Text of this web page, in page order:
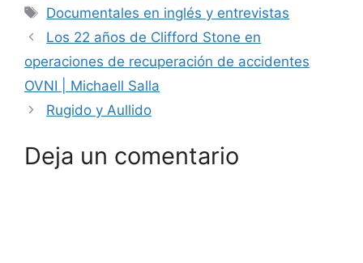
Etiquetas
Documentales en inglés y entrevistas
Los 22 años de Clifford Stone en
operaciones de recuperación de accidentes
OVNI | Michaell Salla
Rugido y Aullido
Deja un comentario